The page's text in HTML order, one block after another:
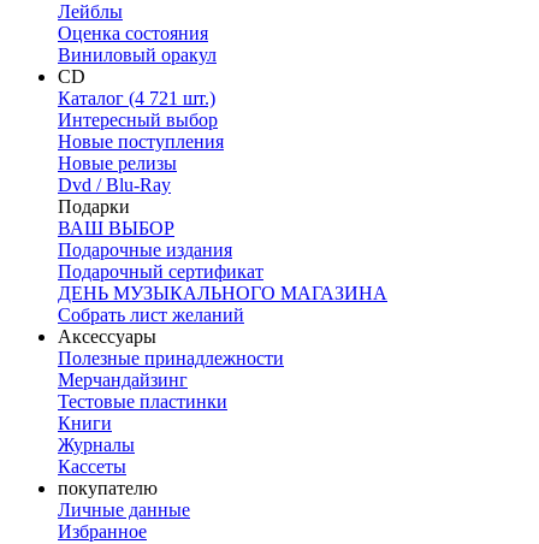
Лейблы
Оценка состояния
Виниловый оракул
CD
Каталог (4 721 шт.)
Интересный выбор
Новые поступления
Новые релизы
Dvd / Blu-Ray
Подарки
ВАШ ВЫБОР
Подарочные издания
Подарочный сертификат
ДЕНЬ МУЗЫКАЛЬНОГО МАГАЗИНА
Собрать лист желаний
Аксессуары
Полезные принадлежности
Мерчандайзинг
Тестовые пластинки
Книги
Журналы
Кассеты
покупателю
Личные данные
Избранное